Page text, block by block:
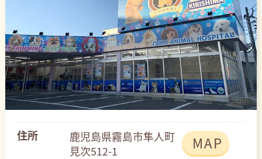
住所
鹿児島県霧島市隼人町
見次512-1
MAP